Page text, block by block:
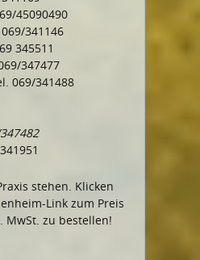
45090490
341146
345511
347477
069/341488
stehen. Klicken
Link zum Preis
MwSt. zu bestellen!